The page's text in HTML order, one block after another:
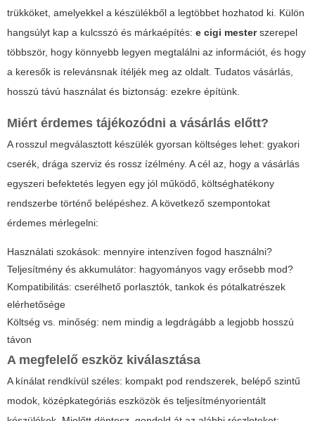
trükköket, amelyekkel a készülékből a legtöbbet hozhatod ki. Külön
hangsúlyt kap a kulcsszó és márkaépítés: e cigi mesterszerepel
többször, hogy könnyebb legyen megtalálni az információt, és hogy
a keresők is relevánsnak ítéljék meg az oldalt. Tudatos vásárlás,
hosszú távú használat és biztonság: ezekre építünk.
Miért érdemes tájékozódni a vásárlás előtt?
A rosszul megválasztott készülék gyorsan költséges lehet: gyakori
cserék, drága szerviz és rossz ízélmény. A cél az, hogy a vásárlás
egyszeri befektetés legyen egy jól működő, költséghatékony
rendszerbe történő belépéshez. A következő szempontokat
érdemes mérlegelni:
Használati szokások: mennyire intenzíven fogod használni?
Teljesítmény és akkumulátor: hagyományos vagy erősebb mod?
Kompatibilitás: cserélhető porlasztók, tankok és pótalkatrészek
elérhetősége
Költség vs. minőség: nem mindig a legdrágább a legjobb hosszú
távon
A megfelelő eszköz kiválasztása
A kínálat rendkívül széles: kompakt pod rendszerek, belépő szintű
modok, középkategóriás eszközök és teljesítményorientált